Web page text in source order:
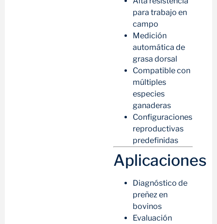
para trabajo en
campo
Medición
automática de
grasa dorsal
Compatible con
múltiples
especies
ganaderas
Configuraciones
reproductivas
predefinidas
Aplicaciones
Diagnóstico de
preñez en
bovinos
Evaluación